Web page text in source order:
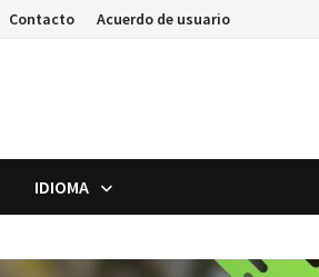
Contacto Acuerdo de usuario
IDIOMA